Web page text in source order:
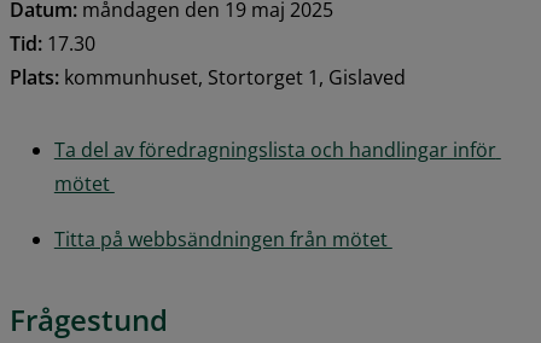
Datum: måndagen den 19 maj 2025
Tid: 17.30
Plats: kommunhuset, Stortorget 1, Gislaved
Ta del av föredragningslista och handlingar inför
mötet
Titta på webbsändningen från mötet
Frågestund